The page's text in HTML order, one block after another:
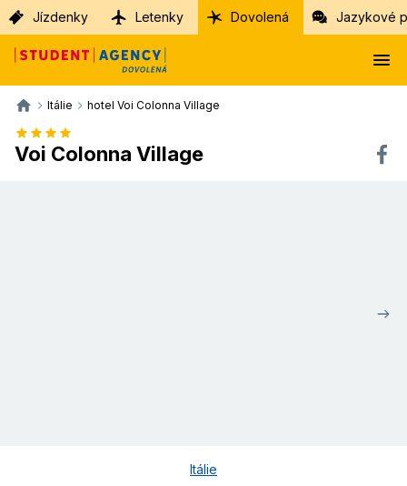
Jízdenky Letenky Dovolená Jazykové
Itálie hotel Voi Colonna Village
Voi Colonna Village
Itálie